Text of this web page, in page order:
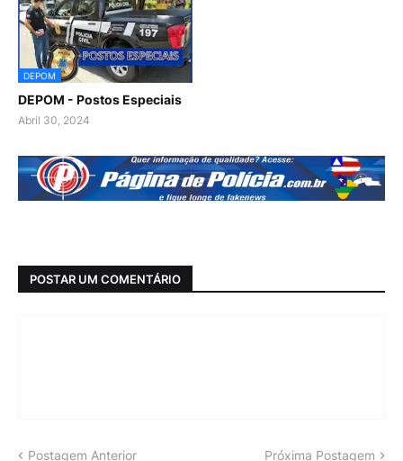
DEPOM
DEPOM - Postos Especiais
Abril 30, 2024
POSTAR UM COMENTÁRIO
Postagem Anterior Próxima Postagem